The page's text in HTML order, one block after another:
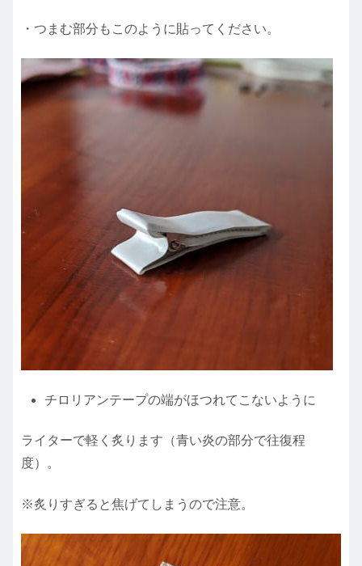
・つまむ部分もこのように貼ってください。
チロリアンテープの端がほつれてこないように
ライターで軽く炙ります（青い炎の部分で往復程
度）。
※炙りすぎると焦げてしまうので注意。